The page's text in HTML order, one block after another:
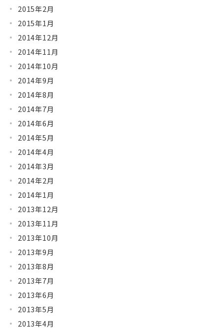
2015年2月
2015年1月
2014年12月
2014年11月
2014年10月
2014年9月
2014年8月
2014年7月
2014年6月
2014年5月
2014年4月
2014年3月
2014年2月
2014年1月
2013年12月
2013年11月
2013年10月
2013年9月
2013年8月
2013年7月
2013年6月
2013年5月
2013年4月